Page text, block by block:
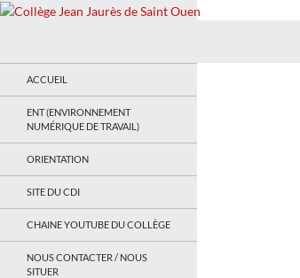
ACCUEIL
ENT (ENVIRONNEMENT
NUMÉRIQUE DE TRAVAIL)
ORIENTATION
SITE DU CDI
CHAINE YOUTUBE DU COLLÈGE
NOUS CONTACTER / NOUS
SITUER